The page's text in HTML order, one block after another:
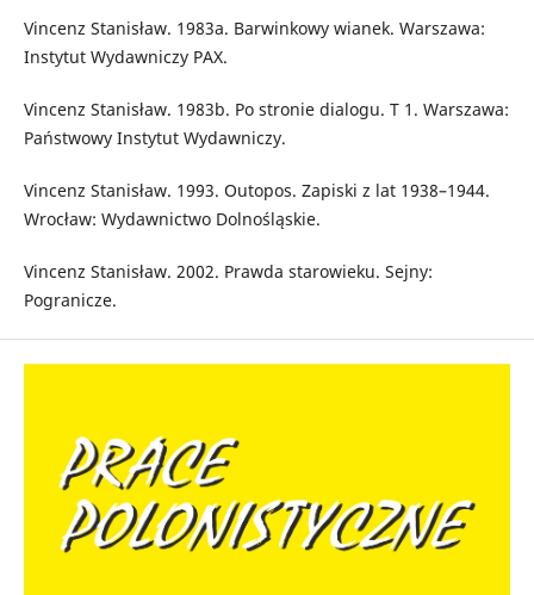
Vincenz Stanisław. 1983a. Barwinkowy wianek. Warszawa:
Instytut Wydawniczy PAX.
Vincenz Stanisław. 1983b. Po stronie dialogu. T 1. Warszawa:
Państwowy Instytut Wydawniczy.
Vincenz Stanisław. 1993. Outopos. Zapiski z lat 1938–1944.
Wrocław: Wydawnictwo Dolnośląskie.
Vincenz Stanisław. 2002. Prawda starowieku. Sejny:
Pogranicze.